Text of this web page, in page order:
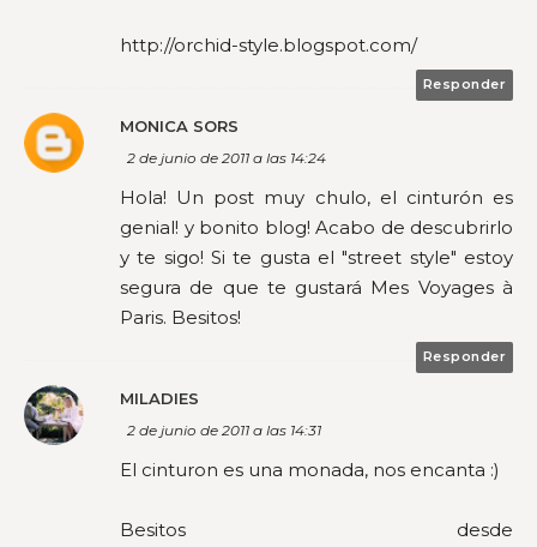
http://orchid-style.blogspot.com/
Responder
MONICA SORS
2 de junio de 2011 a las 14:24
Hola! Un post muy chulo, el cinturón es
genial! y bonito blog! Acabo de descubrirlo
y te sigo! Si te gusta el "street style" estoy
segura de que te gustará Mes Voyages à
Paris. Besitos!
Responder
MILADIES
2 de junio de 2011 a las 14:31
El cinturon es una monada, nos encanta :)
Besitos desde